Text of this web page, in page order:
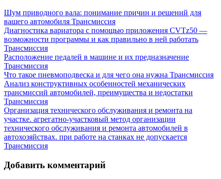
Шум приводного вала: понимание причин и решений для
вашего автомобиля Трансмиссия
Диагностика вариатора с помощью приложения CVTz50 —
возможности программы и как правильно в ней работать
Трансмиссия
Расположение педалей в машине и их предназначение
Трансмиссия
Что такое пневмоподвеска и для чего она нужна Трансмиссия
Анализ конструктивных особенностей механических
трансмиссий автомобилей, преимущества и недостатки
Трансмиссия
Организация технического обслуживания и ремонта на
участке. агрегатно-участковый метод организации
технического обслуживания и ремонта автомобилей в
автохозяйствах. при работе на станках не допускается
Трансмиссия
Добавить комментарий